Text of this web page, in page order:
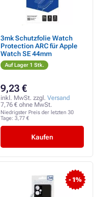
3mk Schutzfolie Watch
Protection ARC für Apple
Watch SE 44mm
Auf Lager 1 Stk.
9,23 €
inkl. MwSt. zzgl. Versand
7,76 € ohne MwSt.
Niedrigster Preis der letzten 30
Tage: 3,77 €
Kaufen
- 1%